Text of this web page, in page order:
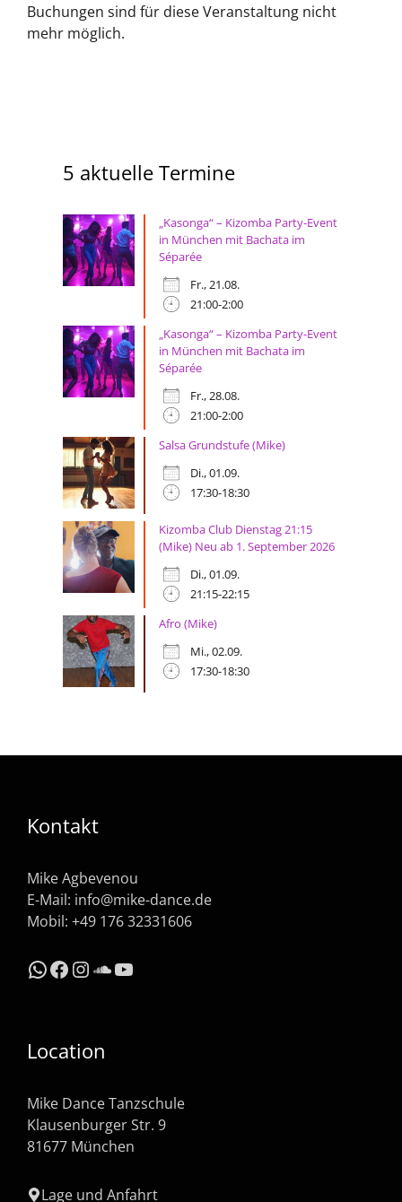
Buchungen sind für diese Veranstaltung nicht
mehr möglich.
5 aktuelle Termine
„Kasonga“ – Kizomba Party-Event
in München mit Bachata im
Séparée
Fr., 21.08.
21:00-2:00
„Kasonga“ – Kizomba Party-Event
in München mit Bachata im
Séparée
Fr., 28.08.
21:00-2:00
Salsa Grundstufe (Mike)
Di., 01.09.
17:30-18:30
Kizomba Club Dienstag 21:15
(Mike) Neu ab 1. September 2026
Di., 01.09.
21:15-22:15
Afro (Mike)
Mi., 02.09.
17:30-18:30
Kontakt
Mike Agbevenou
E-Mail: info@mike-dance.de
Mobil: +49 176 32331606
WhatsApp
Facebook
Instagram
SoundCloud
YouTube
Location
Mike Dance Tanzschule
Klausenburger Str. 9
81677 München
Lage und Anfahrt